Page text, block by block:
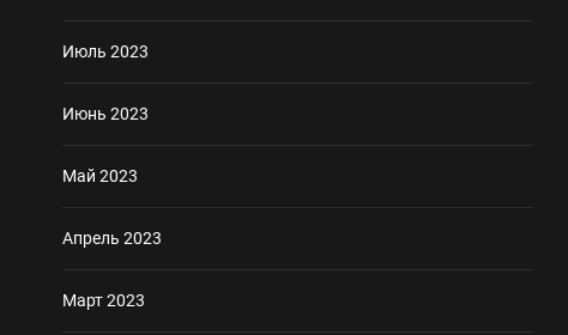
Июль 2023
Июнь 2023
Май 2023
Апрель 2023
Март 2023